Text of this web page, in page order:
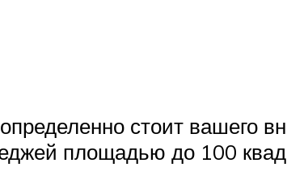
стоит вашего
площадью до 100